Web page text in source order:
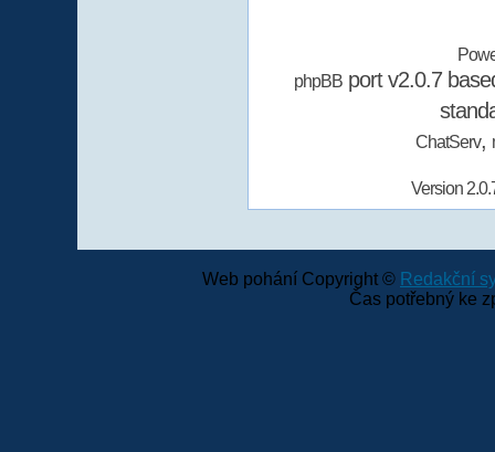
phpBBport v2.0.7
ChatServ,
Version
Web pohání Copyright © Redakční
Čas potřebný ke